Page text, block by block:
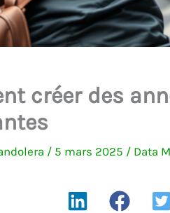
créer des
/ 5 mars 2025 / Data